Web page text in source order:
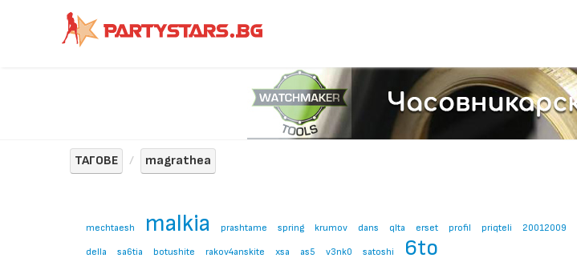
ТАГОВЕ magrathea
mechtaesh malkia prashtame spring krumov dans qlta erset profil priqteli 20012009
della
sa6tia botushite rakov4anskite xsa as5 v3nk0 satoshi 6to